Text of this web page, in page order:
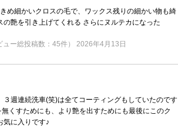
め細かいクロスの毛で、ワックス残りの細かい物も綺
の艶を引き上げてくれる さらにヌルテカになった
ュー総投稿数：45件） 2026年4月13日
３週連続洗車(笑)は全てコーティングもしていたのです
くすためにも、より艶を出すためにも最後にこのク
気に入りです♪